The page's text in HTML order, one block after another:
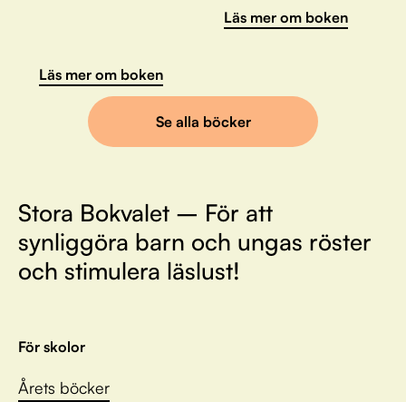
Läs mer om boken
Läs mer om boken
Se alla böcker
Stora Bokvalet – För att
synliggöra barn och ungas röster
och stimulera läslust!
För skolor
Årets böcker